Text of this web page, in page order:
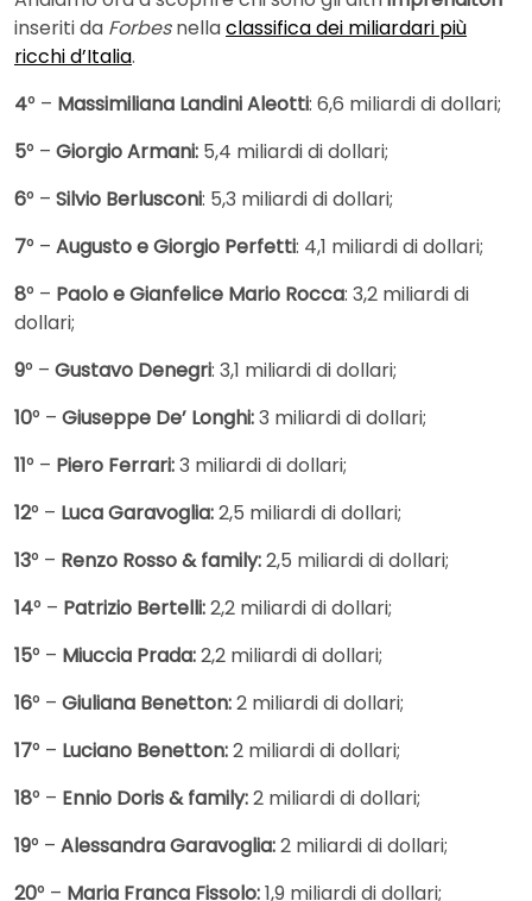
inseriti da Forbesnellaclassifica dei miliardari più
ricchid’Italia.
4° – Massimiliana Landini Aleotti: 6,6 miliardi di dollari;
5° – Giorgio Armani: 5,4 miliardi di dollari;
6° – Silvio Berlusconi: 5,3 miliardi di dollari;
7° – Augusto e Giorgio Perfetti: 4,1 miliardi di dollari;
8° – Paolo e Gianfelice Mario Rocca: 3,2 miliardi di
dollari;
9° – Gustavo Denegri: 3,1 miliardi di dollari;
10° – Giuseppe De’ Longhi:3 miliardi di dollari;
11° – Piero Ferrari:3 miliardi di dollari;
12° – Luca Garavoglia:2,5 miliardi di dollari;
13° – Renzo Rosso & family:2,5 miliardi di dollari;
14° – Patrizio Bertelli:2,2 miliardi di dollari;
15° – Miuccia Prada:2,2 miliardi di dollari;
16° – Giuliana Benetton:2 miliardi di dollari;
17° – Luciano Benetton:2 miliardi di dollari;
18° – Ennio Doris & family:2 miliardi di dollari;
19° – Alessandra Garavoglia:2 miliardi di dollari;
20° – Maria Franca Fissolo:1,9 miliardi di dollari;